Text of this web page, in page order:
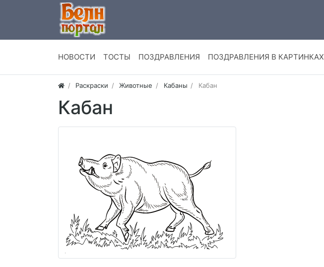
НОВОСТИ ТОСТЫ ПОЗДРАВЛЕНИЯ ПОЗДРАВЛЕНИЯ В КАРТИНКАХ
Раскраски Животные Кабаны Кабан
Кабан